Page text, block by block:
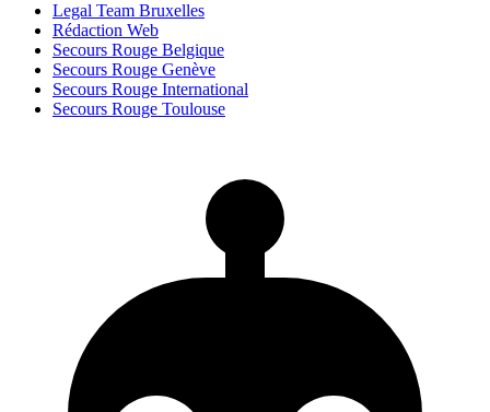
Legal Team Bruxelles
Rédaction Web
Secours Rouge Belgique
Secours Rouge Genève
Secours Rouge International
Secours Rouge Toulouse